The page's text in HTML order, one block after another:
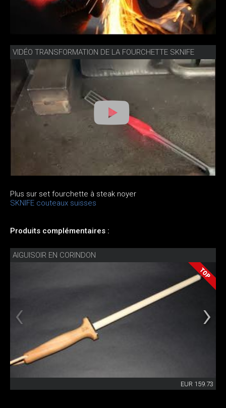
VIDÉO TRANSFORMATION DE LA FOURCHETTE SKNIFE
Plus sur set fourchette à steak noyer
SKNIFE couteaux suisses
Produits complémentaires :
AIGUISOIR EN CORINDON
EUR 159.73